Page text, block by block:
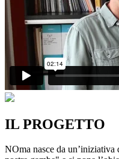
IL PROGETTO
NOma nasce da un’iniziativa